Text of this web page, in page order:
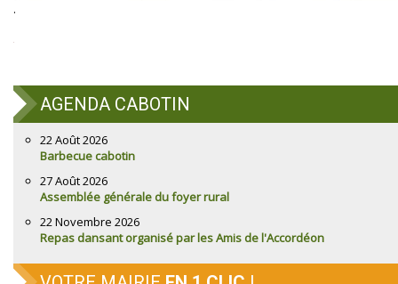
.
AGENDA CABOTIN
22 Août 2026
Barbecue cabotin
27 Août 2026
Assemblée générale du foyer rural
22 Novembre 2026
Repas dansant organisé par les Amis de l'Accordéon